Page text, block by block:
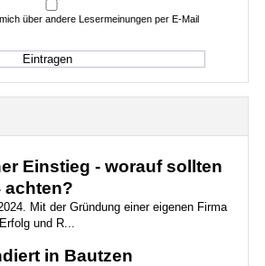
über andere Lesermeinungen per E-Mail
Einstieg - worauf sollten
achten?
Mit der Gründung einer eigenen Firma
und R...
in Bautzen